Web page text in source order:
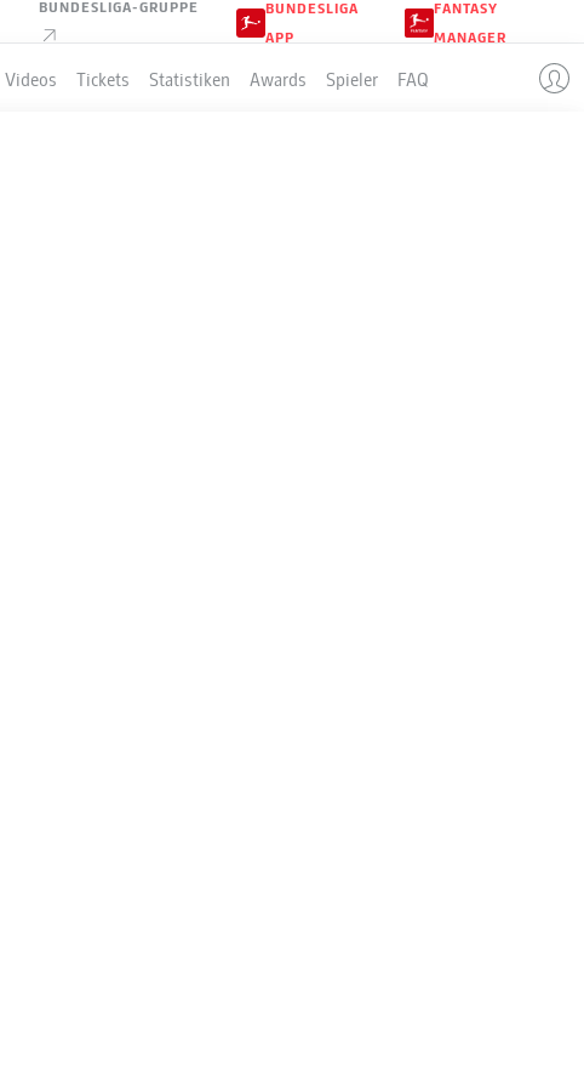
BUNDESLIGA-GRUPPE
BUNDESLIGA
APP
FANTASY
MANAGER
Videos Tickets Statistiken Awards Spieler FAQ